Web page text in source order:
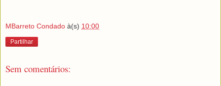
MBarreto Condado à(s) 10:00
Partilhar
Sem comentários: